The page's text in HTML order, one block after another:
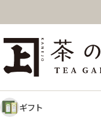
抹茶
ギフト